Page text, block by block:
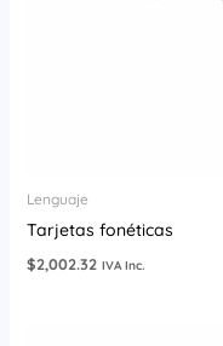
Lenguaje
Tarjetas fonéticas
$2,002.32 IVA Inc.